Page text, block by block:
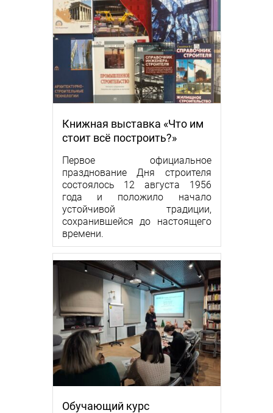
Книжная выставка «Что им
стоит всё построить?»
Первое официальное
празднование Дня строителя
состоялось 12 августа 1956
года и положило начало
устойчивой традиции,
сохранившейся до настоящего
времени.
Обучающий курс